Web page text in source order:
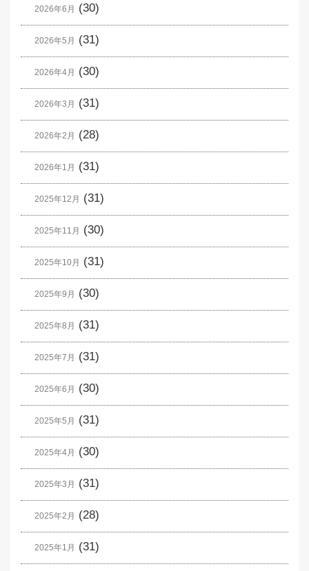
2026年6月 (30)
2026年5月 (31)
2026年4月 (30)
2026年3月 (31)
2026年2月 (28)
2026年1月 (31)
2025年12月 (31)
2025年11月 (30)
2025年10月 (31)
2025年9月 (30)
2025年8月 (31)
2025年7月 (31)
2025年6月 (30)
2025年5月 (31)
2025年4月 (30)
2025年3月 (31)
2025年2月 (28)
2025年1月 (31)